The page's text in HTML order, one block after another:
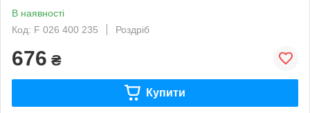
В наявності
Код: F 026 400 235
Роздріб
676 ₴
Купити